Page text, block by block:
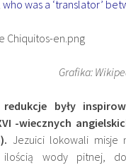
was a ‘translator’
Grafika:
były
-wiecznych
Jezuici lokowali misje
ilością wody pitnej,